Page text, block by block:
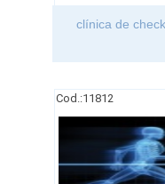
clínica de
Cod.:11812